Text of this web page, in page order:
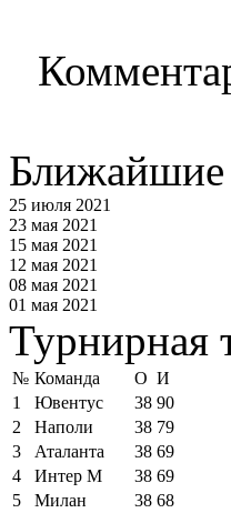
Ближайшие
25 июля 2021
23 мая 2021
15 мая 2021
12 мая 2021
08 мая 2021
01 мая 2021
Турнирная
№ Команда О И
1
Ювентус 38 90
2
Наполи 38 79
3
Аталанта 38 69
4
Интер М 38 69
5
Милан 38 68